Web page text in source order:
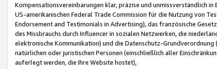
Kompensationsvereinbarungen klar, präzise und unmissverständlich
US-amerikanischen Federal Trade Commission für die Nutzung von
Endorsement and Testimonials in Advertising), das französische
des Missbrauchs durch Influencer in sozialen Netzwerken, die
elektronische Kommunikation) und die Datenschutz-
natürlichen oder juristischen Personen (einschließlich aller
auferlegt werden, die Ihre Website hostet),